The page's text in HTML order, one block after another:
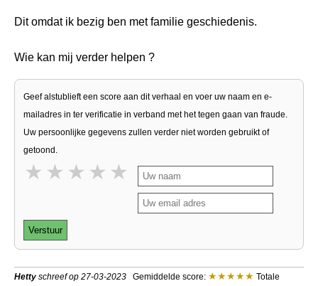
Dit omdat ik bezig ben met familie geschiedenis.
Wie kan mij verder helpen ?
Geef alstublieft een score aan dit verhaal en voer uw naam en e-
mailadres in ter verificatie in verband met het tegen gaan van fraude.
Uw persoonlijke gegevens zullen verder niet worden gebruikt of
getoond.
5 stars
4 stars
3 stars
2 stars
1 star
Verstuur
Hetty schreef op 27-03-2023 Gemiddelde score:
Totale